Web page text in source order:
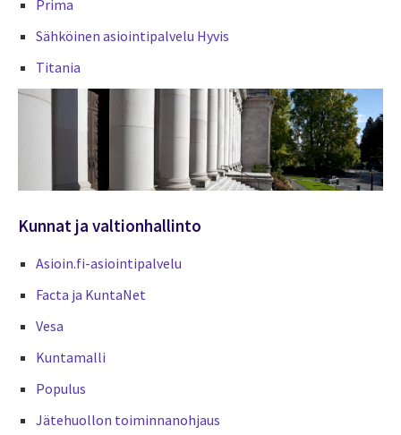
Prima
Sähköinen asiointipalvelu Hyvis
Titania
Kunnat ja valtionhallinto
Asioin.fi-asiointipalvelu
Facta ja KuntaNet
Vesa
Kuntamalli
Populus
Jätehuollon toiminnanohjaus